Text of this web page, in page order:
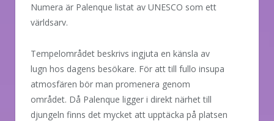
Numera är Palenque listat av UNESCO som ett
världsarv.
Tempelområdet beskrivs ingjuta en känsla av
lugn hos dagens besökare. För att till fullo insupa
atmosfären bör man promenera genom
området. Då Palenque ligger i direkt närhet till
djungeln finns det mycket att upptäcka på platsen